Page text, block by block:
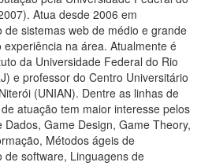
Atua desde 2006 em
de sistemas web de médio e grande
experiência na área. Atualmente é
da Universidade Federal do Rio
e professor do Centro Universitário
(UNIAN). Dentre as linhas de
atuação tem maior interesse pelos
Dados, Game Design, Game Theory,
Métodos ágeis de
de software, Linguagens de